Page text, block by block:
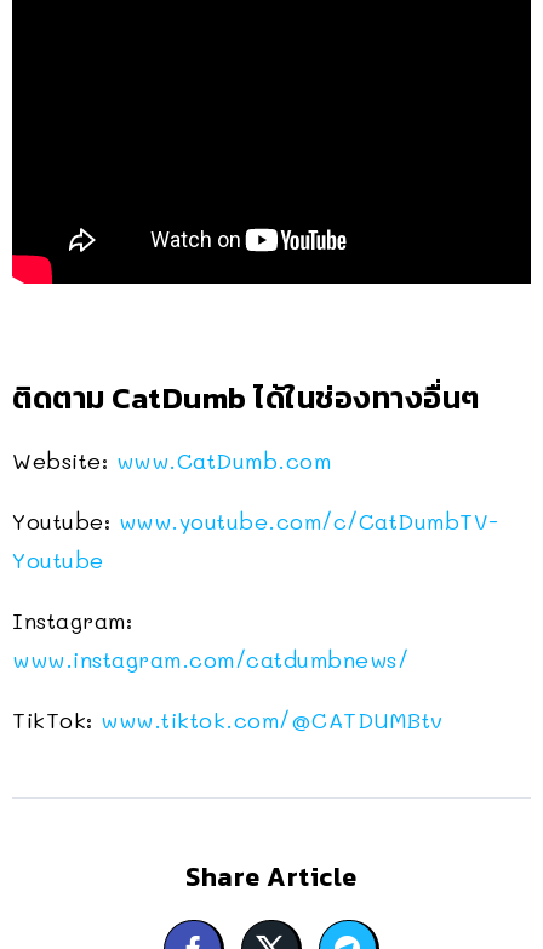
ติดตาม CatDumb ได้ในช่องทางอื่นๆ
Website: www.CatDumb.com
Youtube: www.youtube.com/c/CatDumbTV-
Youtube
Instagram:
www.instagram.com/catdumbnews/
TikTok: www.tiktok.com/@CATDUMBtv
Share Article